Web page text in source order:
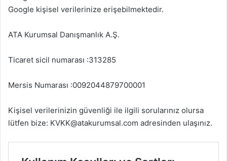
Google kişisel verilerinize erişebilmektedir.
ATA Kurumsal Danışmanlık A.Ş.
Ticaret sicil numarası :313285
Mersis Numarası :0092044879700001
Kişisel verilerinizin güvenliği ile ilgili sorularınız olursa
lütfen bize: KVKK@atakurumsal.com adresinden ulaşınız.